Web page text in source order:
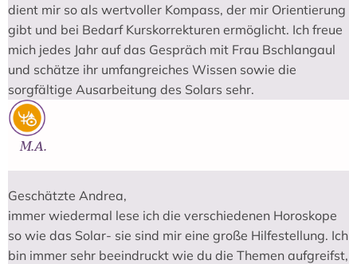
dient mir so als wertvoller Kompass, der mir Orientierung
gibt und bei Bedarf Kurskorrekturen ermöglicht. Ich freue
mich jedes Jahr auf das Gespräch mit Frau Bschlangaul
und schätze ihr umfangreiches Wissen sowie die
sorgfältige Ausarbeitung des Solars sehr.
M.A.
Geschätzte Andrea,
immer wiedermal lese ich die verschiedenen Horoskope
so wie das Solar- sie sind mir eine große Hilfestellung. Ich
bin immer sehr beeindruckt wie du die Themen aufgreifst,